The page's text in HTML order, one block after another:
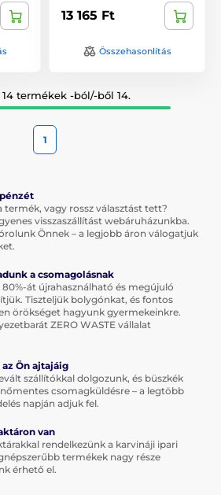
13 165 Ft
Összehasonlítás
termékek -ból/-ből 14.
1
termék, vagy rossz választást tett?
visszaszállítást webáruházunkba.
Önnek – a legjobb áron válogatjuk
a csomagolásnak
át újrahasználható és megújuló
Tiszteljük bolygónkat, és fontos
örökséget hagyunk gyermekeinkre.
ZERO WASTE vállalat
Ön ajtajáig
szállítókkal dolgozunk, és büszkék
csomagküldésre – a legtöbb
napján adjuk fel.
van
rendelkezünk a karvináji ipari
termékek nagy része
érhető el.